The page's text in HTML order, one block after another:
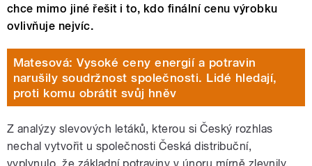
chce mimo jiné řešit i to, kdo finální cenu výrobku
ovlivňuje nejvíc.
Matesová: Vysoké ceny energií a potravin
narušily soudržnost společnosti. Lidé hledají,
proti komu obrátit svůj hněv
Z analýzy slevových letáků, kterou si Český rozhlas
nechal vytvořit u společnosti Česká distribuční,